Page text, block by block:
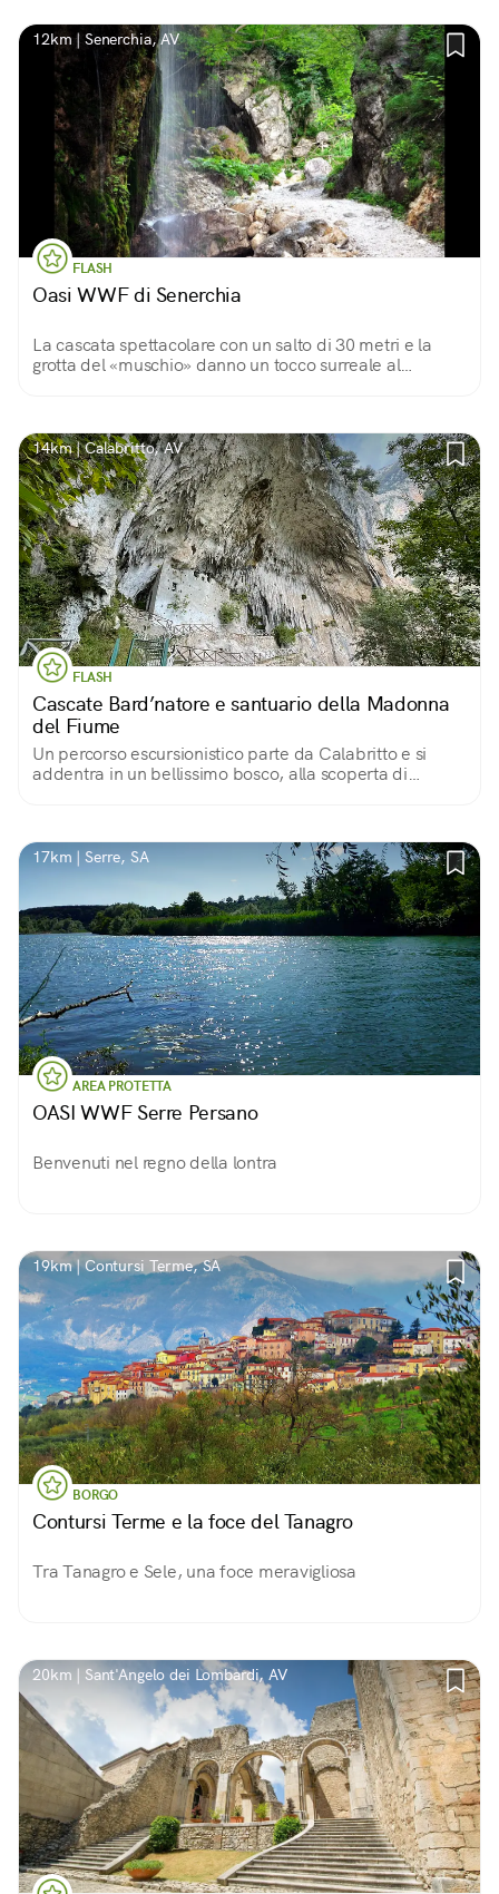
12km | Senerchia, AV
FLASH
Oasi WWF di Senerchia
La cascata spettacolare con un salto di 30 metri e la
grotta del «muschio» danno un tocco surreale al
14km | Calabritto, AV
FLASH
Cascate Bard’natore e santuario della Madonna
del Fiume
Un percorso escursionistico parte da Calabritto e si
addentra in un bellissimo bosco, alla scoperta di
17km | Serre, SA
AREA PROTETTA
OASI WWF Serre Persano
Benvenuti nel regno della lontra
19km | Contursi Terme, SA
BORGO
Contursi Terme e la foce del Tanagro
Tra Tanagro e Sele, una foce meravigliosa
20km | Sant'Angelo dei Lombardi, AV